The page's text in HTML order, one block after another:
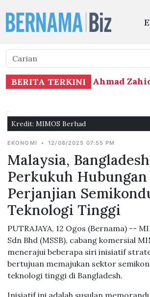
BERITA TERKINI
Sabah - TPM Ahmad Zahid|
Kredit: MIMOS Berhad
EKONOMI • 12/08/2025 07:55 PM
Malaysia, Bangladesh
Perkukuh Hubungan
Perjanjian
Teknologi Tinggi
PUTRAJAYA, 12 Ogos (Bernama) --
Sdn Bhd (MSSB), cabang komersial
menerajui beberapa siri inisiatif
bertujuan memajukan sektor
teknologi tinggi di Bangladesh.
Inisiatif ini adalah susulan